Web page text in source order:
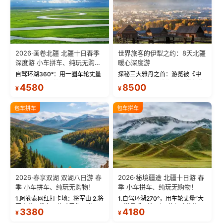
2026·画卷北疆 北疆十日春季
深度游 小车拼车、纯玩无购
物！
自驾环湖360°：用一圈车轮丈量
“大西洋最后一滴眼泪”的极致蔚
蓝。 赛湖旅拍：甄选多款风格服
绝美瞬间。 赛湖坦克300跟车视
频：专业摄影师...
¥4580
世界旅客的伊犁之约：8天北疆
暖心深度游
探秘三大雅丹之首：游览被《中
国国家地理》评选为“中国最美的
三大雅丹”第一名的克拉玛依魔鬼
瓦人最大村落——禾木村，欣赏
晨雾与小木...
¥ 8500
包车拼车
2026·春享双湖 双湖八日游 春
季 小车拼车、纯玩无购物！
1.阿勒泰网红打卡地：将军山 2.将
军山落日缆车，体验雪都风光 3.
将军山，夕阳派对，蹦迪party 4.
¥ 3380
包车拼车
2026·秘境疆途 北疆十日游 春
季 小车拼车、纯玩无购物！
1.自驾环湖270°，用车轮丈量“大
西洋最后一滴眼泪”的极致蔚蓝，
让雪山、花海与深邃湖水在转弯
¥4180